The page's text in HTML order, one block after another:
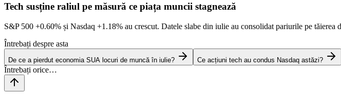
Tech susține raliul pe măsură ce piața muncii stagnează
S&P 500 +0.60% și Nasdaq +1.18% au crescut. Datele slabe din iulie au consolidat pariurile pe tăierea
Întrebați despre asta
De ce a pierdut economia SUA locuri de muncă în iulie? Ce acțiuni tech au condus Nasdaq astăzi?